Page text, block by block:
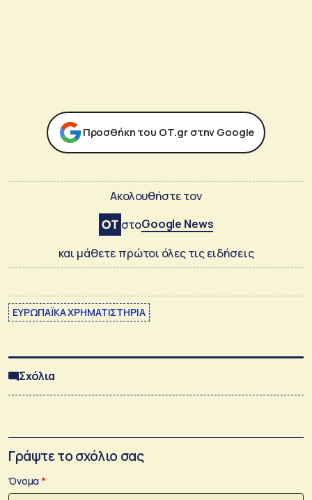
Προσθήκη του ΟΤ.gr στην Google
Ακολουθήστε τον
στοGoogle News
και μάθετε πρώτοι όλες τις ειδήσεις
ΕΥΡΩΠΑΪΚΑ ΧΡΗΜΑΤΙΣΤΗΡΙΑ
Σχόλια
Γράψτε το σχόλιο σας
Όνομα